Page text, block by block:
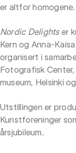
er altfor homogene.
Nordic Delightser
Kern og Anna-
organisert i
Fotografisk
museum, Helsinki
Utstillingen er
Kunstforeninger
årsjubileum.